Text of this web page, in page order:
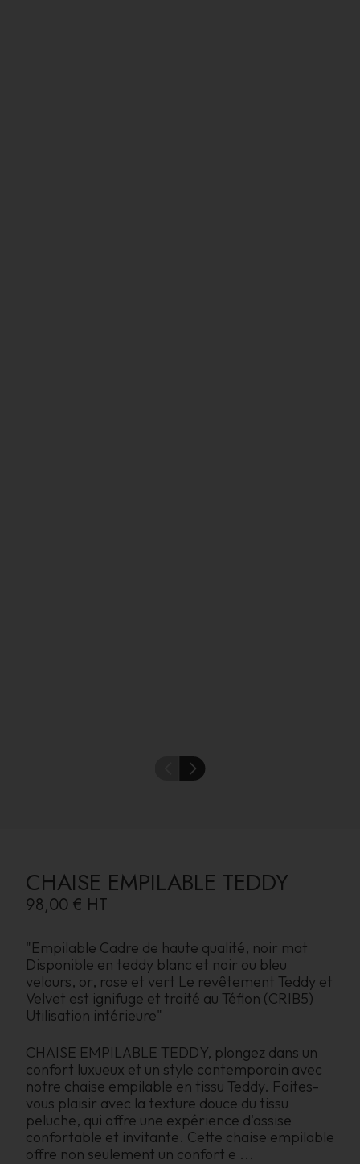
CHAISE EMPILABLE TEDDY
98,00 € HT
"Empilable Cadre de haute qualité, noir mat
Disponible en teddy blanc et noir ou bleu
velours, or, rose et vert Le revêtement Teddy et
Velvet est ignifuge et traité au Téflon (CRIB5)
Utilisation intérieure"
CHAISE EMPILABLE TEDDY, plongez dans un
confort luxueux et un style contemporain avec
notre chaise empilable en tissu Teddy. Faites-
vous plaisir avec la texture douce du tissu
peluche, qui offre une expérience d'assise
confortable et invitante. Cette chaise empilable
offre non seulement un confort e ...